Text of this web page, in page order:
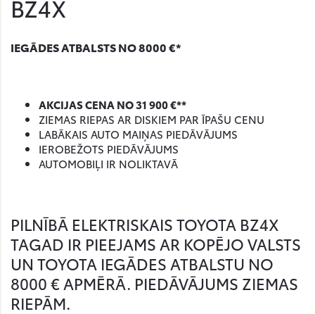
BZ4X
IEGĀDES ATBALSTS NO 8000 €*
AKCIJAS CENA NO 31 900 €**
ZIEMAS RIEPAS AR DISKIEM PAR ĪPAŠU CENU
LABĀKAIS AUTO MAIŅAS PIEDĀVĀJUMS
IEROBEŽOTS PIEDĀVĀJUMS
AUTOMOBIĻI IR NOLIKTAVĀ
PILNĪBĀ ELEKTRISKAIS TOYOTA BZ4X
TAGAD IR PIEEJAMS AR KOPĒJO VALSTS
UN TOYOTA IEGĀDES ATBALSTU NO
8000 € APMĒRĀ. PIEDĀVĀJUMS ZIEMAS
RIEPĀM.